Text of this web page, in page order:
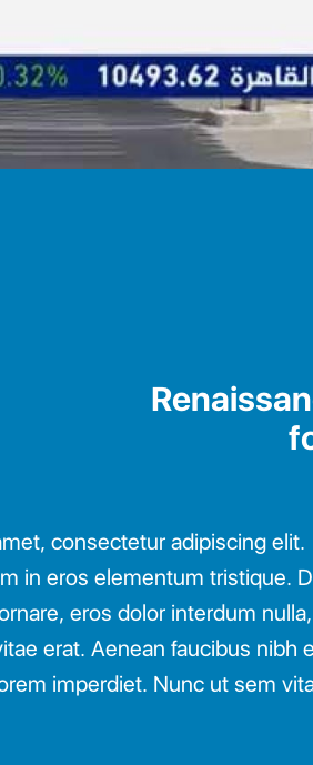
consectetur adipiscing elit.
in eros elementum tristique.
eros dolor interdum
erat. Aenean faucibus nibh
imperdiet. Nunc ut sem